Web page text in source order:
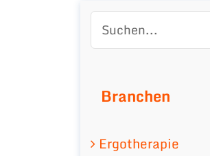
Branchen
Ergotherapie